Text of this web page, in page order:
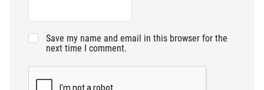
Save my name and email in this browser for the
next time I comment.